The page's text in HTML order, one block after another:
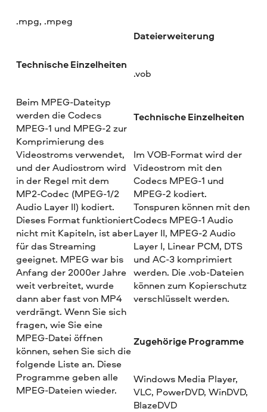
.mpg, .mpeg
Technische Einzelheiten
Beim MPEG-Dateityp
werden die Codecs
MPEG-1 und MPEG-2 zur
Komprimierung des
Videostroms verwendet,
und der Audiostrom wird
in der Regel mit dem
MP2-Codec (MPEG-1/2
Audio Layer II) kodiert.
Dieses Format funktioniert
nicht mit Kapiteln, ist aber
für das Streaming
geeignet. MPEG war bis
Anfang der 2000er Jahre
weit verbreitet, wurde
dann aber fast von MP4
verdrängt. Wenn Sie sich
fragen, wie Sie eine
MPEG-Datei öffnen
können, sehen Sie sich die
folgende Liste an. Diese
Programme geben alle
MPEG-Dateien wieder.
Dateierweiterung
.vob
Technische Einzelheiten
Im VOB-Format wird der
Videostrom mit den
Codecs MPEG-1 und
MPEG-2 kodiert.
Tonspuren können mit den
Codecs MPEG-1 Audio
Layer II, MPEG-2 Audio
Layer I, Linear PCM, DTS
und AC-3 komprimiert
werden. Die .vob-Dateien
können zum Kopierschutz
verschlüsselt werden.
Zugehörige Programme
Windows Media Player,
VLC, PowerDVD, WinDVD,
BlazeDVD